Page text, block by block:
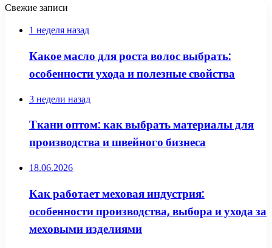
Свежие записи
1 неделя назад
Какое масло для роста волос выбрать:
особенности ухода и полезные свойства
3 недели назад
Ткани оптом: как выбрать материалы для
производства и швейного бизнеса
18.06.2026
Как работает меховая индустрия:
особенности производства, выбора и ухода за
меховыми изделиями